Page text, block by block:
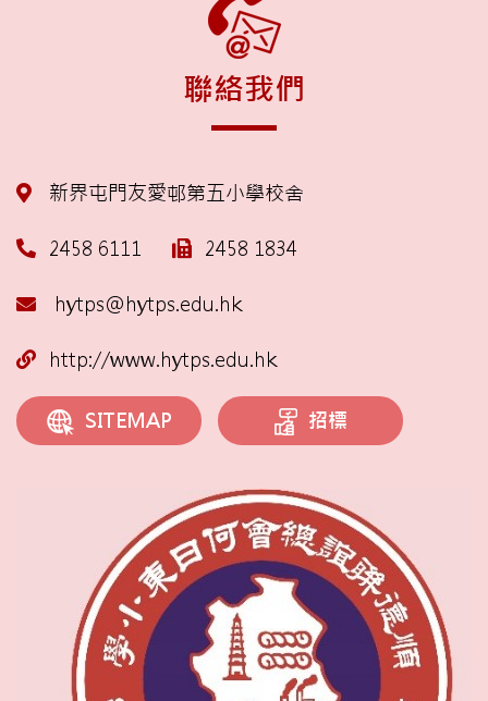
聯絡我們
新界屯門友愛邨第五小學校舍
2458 6111 2458 1834
hytps@hytps.edu.hk
http://www.hytps.edu.hk
SITEMAP 招標